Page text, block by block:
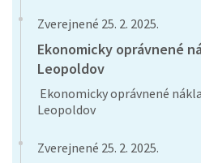
Zverejnené 25. 2. 2025.
Ekonomicky oprávnené
Leopoldov
Ekonomicky oprávnené
Leopoldov
Zverejnené 25. 2. 2025.